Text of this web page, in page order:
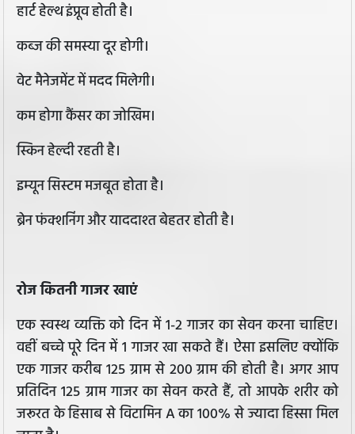
हार्ट हेल्थ इंप्रूव होती है।
कब्ज की समस्या दूर होगी।
वेट मैनेजमेंट में मदद मिलेगी।
कम होगा कैंसर का जोखिम।
स्किन हेल्दी रहती है।
इम्यून सिस्टम मजबूत होता है।
ब्रेन फंक्शनिंग और याददाश्त बेहतर होती है।
रोज कितनी गाजर खाएं
एक स्वस्थ व्यक्ति को दिन में 1-2 गाजर का सेवन करना चाहिए।
वहीं बच्चे पूरे दिन में 1 गाजर खा सकते हैं। ऐसा इसलिए क्योंकि
एक गाजर करीब 125 ग्राम से 200 ग्राम की होती है। अगर आप
प्रतिदिन 125 ग्राम गाजर का सेवन करते हैं, तो आपके शरीर को
जरूरत के हिसाब से विटामिन A का 100% से ज्यादा हिस्सा मिल